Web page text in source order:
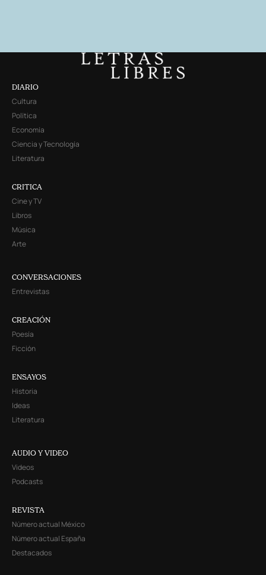
DIARIO
Cultura
Política
Economía
Ciencia y Tecnología
Literatura
CRITICA
Cine y TV
Libros
Música
Arte
CONVERSACIONES
Entrevistas
CREACIÓN
Poesía
Ficción
ENSAYOS
Historia
Ideas
Literatura
AUDIO Y VIDEO
Videos
Podcasts
REVISTA
Número actual México
Número actual España
Destacados